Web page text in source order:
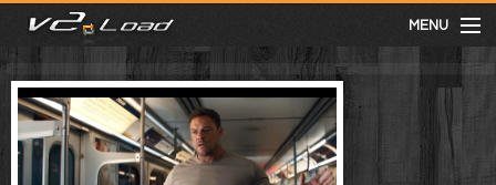
MENU
meist gesehen
neuste